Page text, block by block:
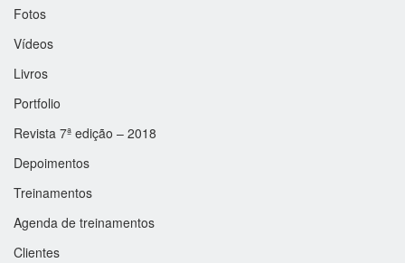
Fotos
Vídeos
Livros
Portfolio
Revista 7ª edição – 2018
Depoimentos
Treinamentos
Agenda de treinamentos
Clientes